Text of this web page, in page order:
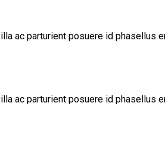
ac parturient posuere id phasellus
ac parturient posuere id phasellus